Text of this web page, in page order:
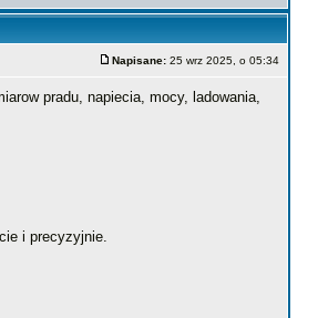
Napisane: 25 wrz 2025, o 05:34
pradu, napiecia, mocy, ladowania,
i precyzyjnie.